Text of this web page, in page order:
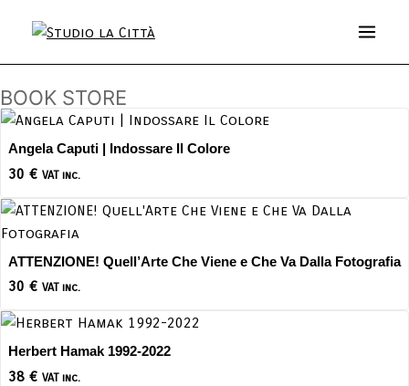
BOOK STORE
Angela Caputi | Indossare Il Colore
30 € VAT inc.
ATTENZIONE! Quell’Arte Che Viene e Che Va Dalla Fotografia
30 € VAT inc.
Herbert Hamak 1992-2022
38 € VAT inc.